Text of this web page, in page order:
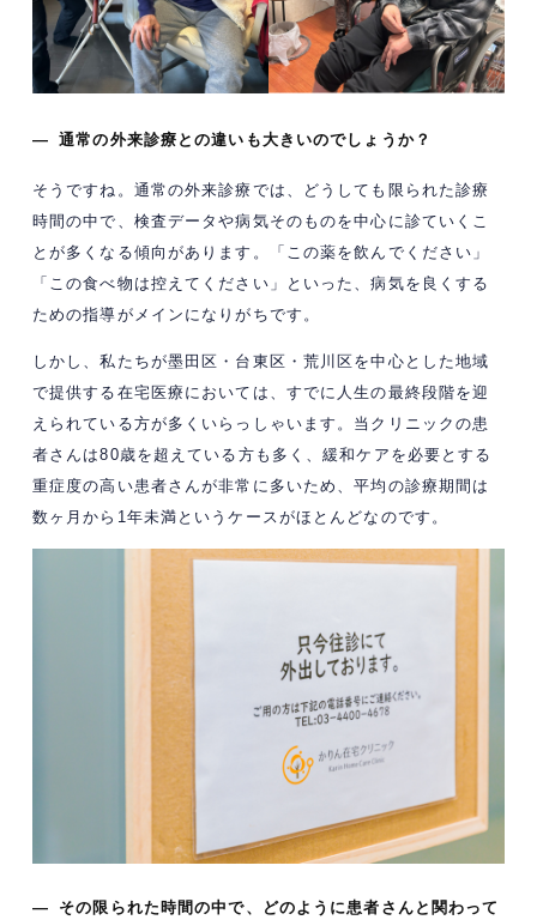
— 通常の外来診療との違いも大きいのでしょうか？
そうですね。通常の外来診療では、どうしても限られた診療
時間の中で、検査データや病気そのものを中心に診ていくこ
とが多くなる傾向があります。「この薬を飲んでください」
「この食べ物は控えてください」といった、病気を良くする
ための指導がメインになりがちです。
しかし、私たちが墨田区・台東区・荒川区を中心とした地域
で提供する在宅医療においては、すでに人生の最終段階を迎
えられている方が多くいらっしゃいます。当クリニックの患
者さんは80歳を超えている方も多く、緩和ケアを必要とする
重症度の高い患者さんが非常に多いため、平均の診療期間は
数ヶ月から1年未満というケースがほとんどなのです。
— その限られた時間の中で、どのように患者さんと関わって